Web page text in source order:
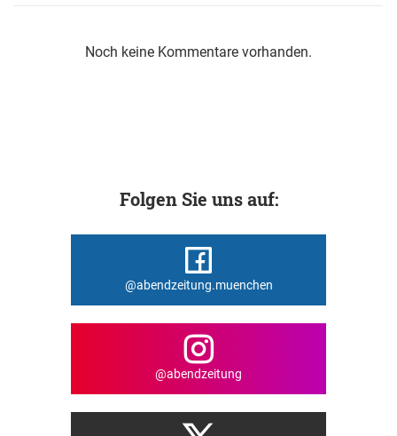
Noch keine Kommentare vorhanden.
Folgen Sie uns auf:
@abendzeitung.muenchen
@abendzeitung